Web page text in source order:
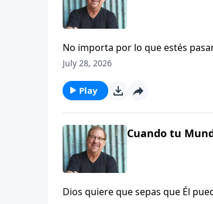
No importa por lo que estés
contigo. No tienes que tener
July 28, 2026
Play
Cuando tu
Dios quiere que sepas que Él